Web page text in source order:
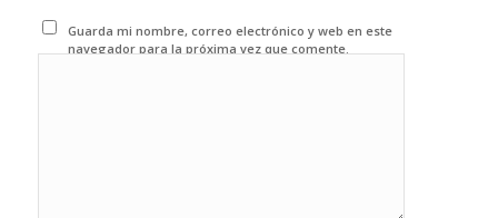
Guarda mi nombre, correo electrónico y web en este
navegador para la próxima vez que comente.